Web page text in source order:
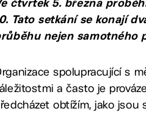
čtvrtek 5. března
Tato setkání se konají
nejen samotného
spolupracující s
a často je
obtížím, jako jsou